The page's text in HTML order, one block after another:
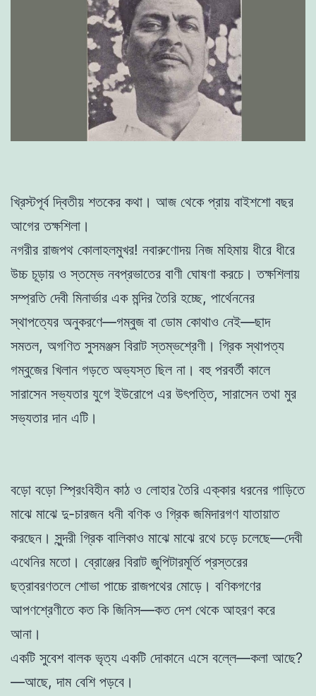
খ্রিস্টপূর্ব দ্বিতীয় শতকের কথা। আজ থেকে প্রায় বাইশশো বছর
আগের তক্ষশিলা।
নগরীর রাজপথ কোলাহলমুখর! নবারুণোদয় নিজ মহিমায় ধীরে ধীরে
উচ্চ চূড়ায় ও স্তম্ভে নবপ্রভাতের বাণী ঘোষণা করচে। তক্ষশিলায়
সম্প্রতি দেবী মিনার্ভার এক মন্দির তৈরি হচ্ছে, পার্থেননের
স্থাপত্যের অনুকরণে—গম্বুজ বা ডোম কোথাও নেই—ছাদ
সমতল, অগণিত সুসমঞ্জস বিরাট স্তম্ভশ্রেণী। গ্রিক স্থাপত্য
গম্বুজের খিলান গড়তে অভ্যস্ত ছিল না। বহু পরবর্তী কালে
সারাসেন সভ্যতার যুগে ইউরোপে এর উৎপত্তি, সারাসেন তথা মুর
সভ্যতার দান এটি।
বড়ো বড়ো স্প্রিংবিহীন কাঠ ও লোহার তৈরি এক্কার ধরনের গাড়িতে
মাঝে মাঝে দু-চারজন ধনী বণিক ও গ্রিক জমিদারগণ যাতায়াত
করছেন। সুন্দরী গ্রিক বালিকাও মাঝে মাঝে রথে চড়ে চলেছে—দেবী
এথেনির মতো। ব্রোঞ্জের বিরাট জুপিটারমূর্তি প্রস্তরের
ছত্রাবরণতলে শোভা পাচ্চে রাজপথের মোড়ে। বণিকগণের
আপণশ্রেণীতে কত কি জিনিস—কত দেশ থেকে আহরণ করে
আনা।
একটি সুবেশ বালক ভৃত্য একটি দোকানে এসে বল্লে—কলা আছে?
—আছে, দাম বেশি পড়বে।